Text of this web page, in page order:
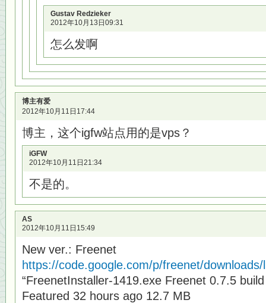
Gustav Redzieker
2012年10月13日09:31
怎么发啊
博主有爱
2012年10月11日17:44
博主，这个igfw站点用的是vps？
iGFW
2012年10月11日21:34
不是的。
AS
2012年10月11日15:49
New ver.: Freenet
https://code.google.com/p/freenet/downloads/
“FreenetInstaller-1419.exe Freenet 0.7.5
Featured 32 hours ago 12.7 MB